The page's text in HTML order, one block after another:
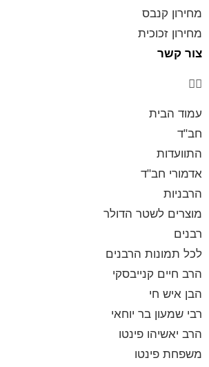
מחירון קנבס
מחירון זכוכית
צור קשר
עמוד הבית
חב"ד
התוועדות
אדמורי חב"ד
הרבניות
מוצרים לשטר הדולר
רבנים
לכל תמונות הרבנים
הרב חיים קנייבסקי
הבן איש חי
רבי שמעון בר יוחאי
הרב יאשיהו פינטו
משפחת פינטו